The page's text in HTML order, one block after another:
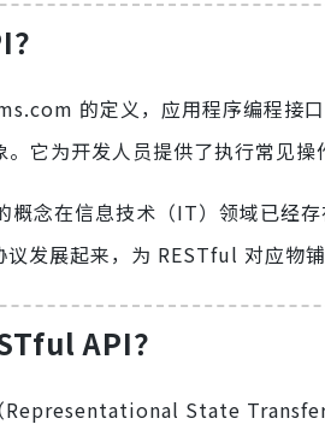
的定义，应用程序编程接
。它为开发人员提供了执行常见
概念在信息技术（IT）领域已经
议发展起来，为 RESTful 对应物
API？
（Representational State